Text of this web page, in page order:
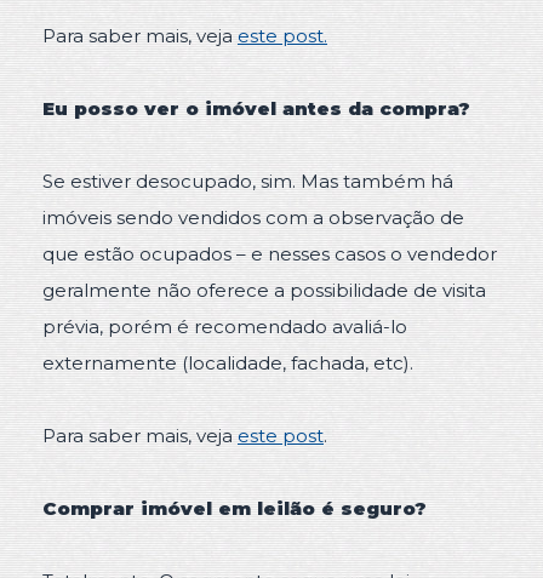
Para saber mais, veja este post.
Eu posso ver o imóvel antes da compra?
Se estiver desocupado, sim. Mas também há
imóveis sendo vendidos com a observação de
que estão ocupados – e nesses casos o vendedor
geralmente não oferece a possibilidade de visita
prévia, porém é recomendado avaliá-lo
externamente (localidade, fachada, etc).
Para saber mais, veja este post.
Comprar imóvel em leilão é seguro?